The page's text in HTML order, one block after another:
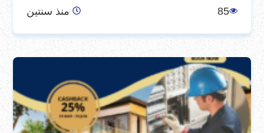
85 منذ سنتين